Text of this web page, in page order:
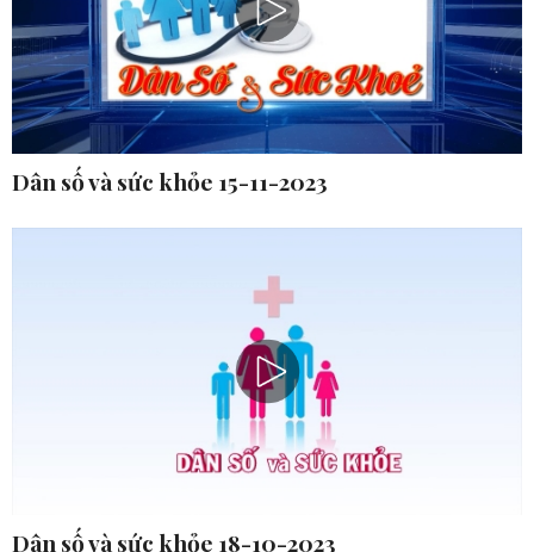
Dân số và sức khỏe 15-11-2023
Dân số và sức khỏe 18-10-2023